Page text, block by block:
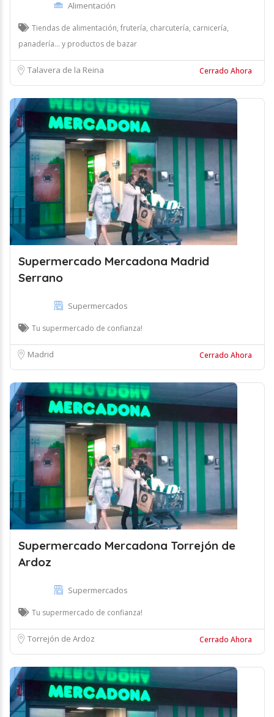
Alimentación
Tiendas de alimentación, frutería, charcutería, carnicería,
panadería... y productos de bazar
Talavera de la Reina Cerrado Ahora
Supermercado Mercadona Madrid
Serrano
Supermercados
Tu supermercado de confianza!
Madrid Cerrado Ahora
Supermercado Mercadona Torrejón de
Ardoz
Supermercados
Tu supermercado de confianza!
Torrejón de Ardoz Cerrado Ahora